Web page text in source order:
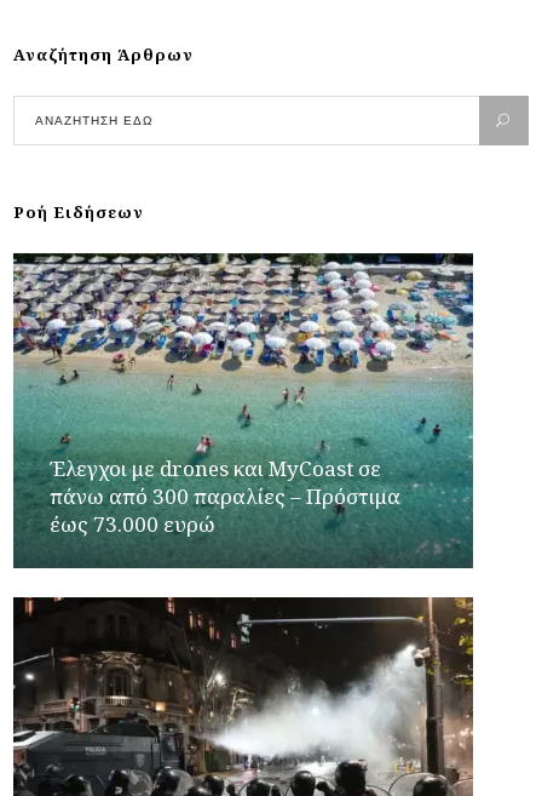
Αναζήτηση Άρθρων
Ροή Ειδήσεων
Έλεγχοι με drones και MyCoast σε
πάνω από 300 παραλίες – Πρόστιμα
έως 73.000 ευρώ